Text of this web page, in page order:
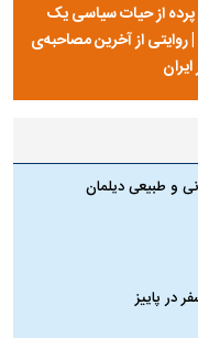
از حیات سیاسی یک
روایتی از آخرین مصاحبه‌ی
و طبیعی دیلمان
در پاییز